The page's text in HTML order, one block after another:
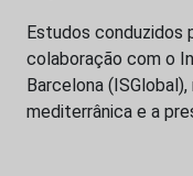
Estudos conduzidos
colaboração com o
Barcelona
mediterrânica e a